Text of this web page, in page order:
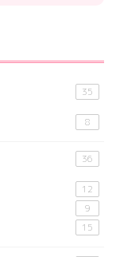
35
8
36
12
9
15